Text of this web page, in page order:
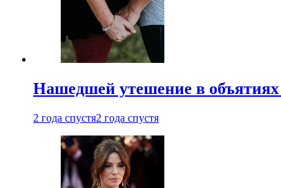
Нашедшей утешение в объятиях
2 года спустя2 года спустя